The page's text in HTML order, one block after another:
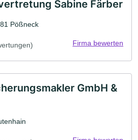
Sabine Färber
Pößneck
Firma bewerten
GmbH &